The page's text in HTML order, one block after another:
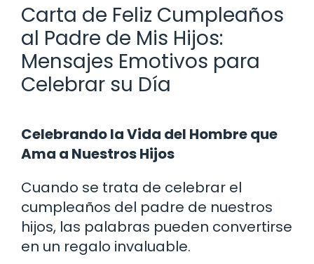
Carta de Feliz Cumpleaños
al Padre de Mis Hijos:
Mensajes Emotivos para
Celebrar su Día
Celebrando la Vida del Hombre que
Ama a Nuestros Hijos
Cuando se trata de celebrar el
cumpleaños del padre de nuestros
hijos, las palabras pueden convertirse
en un regalo invaluable.